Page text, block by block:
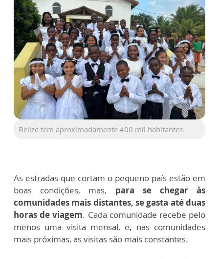
Belize tem aproximadamente 400 mil habitantes
As estradas que cortam o pequeno país estão em
boas condições, mas, para se chegar às
comunidades mais distantes, se gasta até duas
horas de viagem. Cada comunidade recebe pelo
menos uma visita mensal, e, nas comunidades
mais próximas, as visitas são mais constantes.